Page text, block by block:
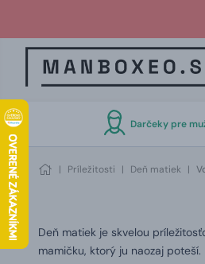
Darčeky pre
| Príležitosti | Deň matiek |
Deň matiek je skvelou
mamičku, ktorý ju naozaj poteší.